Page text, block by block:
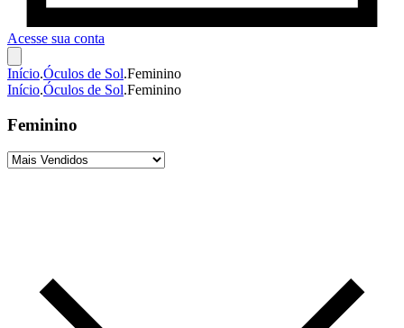
Acesse sua conta
Início.Óculos de Sol.Feminino
Início.Óculos de Sol.Feminino
Feminino